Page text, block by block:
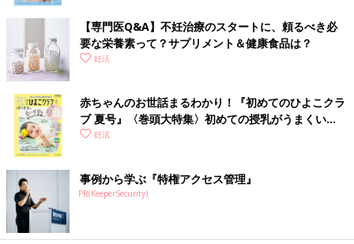
【専門医Q&A】不妊治療のスタートに、頼るべき必
要な栄養素って？サプリメント＆健康食品は？
妊活
赤ちゃんのお世話まるわかり！『初めてのひよこクラ
ブ 夏号』〈巻頭大特集〉初めての授乳がうまくい
く！ おっぱい・ミルクの基本と夏のトラブル 解決テ
妊活
事例から学ぶ『特権アクセス管理』
PR(KeeperSecurity)